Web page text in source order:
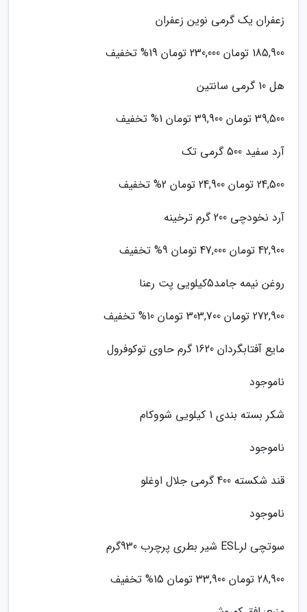
زعفران یک گرمی نوین زعفران
185,900 تومان 230,000 تومان 19% تخفیف
هل 10 گرمی سانتین
39,500 تومان 39,900 تومان 1% تخفیف
آرد سفید 500 گرمی تک
24,500 تومان 24,900 تومان 2% تخفیف
آرد نخودچی 200 گرم ترخینه
42,900 تومان 47,000 تومان 9% تخفیف
روغن نیمه جامد5کیلویی پت رعنا
272,900 تومان 303,700 تومان 10% تخفیف
مایع آفتابگردان 1620 گرم حاوی توکوفرول
ناموجود
شکر بسته بندی 1 کیلویی شووکام
ناموجود
قند شکسته 400 گرمی جلال اوغلو
ناموجود
سوتچی لرESL شیر بطری پرچرب 930گرم
28,900 تومان 33,900 تومان 15% تخفیف